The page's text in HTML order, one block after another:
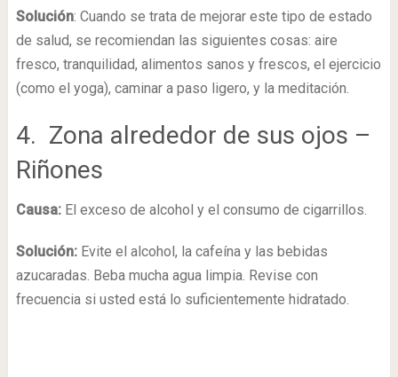
Solución: Cuando se trata de mejorar este tipo de estado
de salud, se recomiendan las siguientes cosas: aire
fresco, tranquilidad, alimentos sanos y frescos, el ejercicio
(como el yoga), caminar a paso ligero, y la meditación.
4. Zona alrededor de sus ojos –
Riñones
Causa:El exceso de alcohol y el consumo de cigarrillos.
Solución:Evite el alcohol, la cafeína y las bebidas
azucaradas. Beba mucha agua limpia. Revise con
frecuencia si usted está lo suficientemente hidratado.